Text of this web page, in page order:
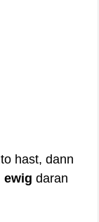
hast, dann
ewig daran